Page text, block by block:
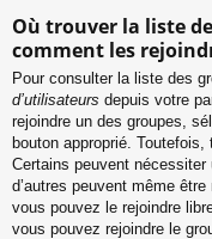
Où trouver la liste
comment les
Pour consulter la liste des
d’utilisateurs depuis votre
rejoindre un des groupes,
bouton approprié.
Certains peuvent
d’autres peuvent même
vous pouvez le rejoindre
vous pouvez rejoindre le